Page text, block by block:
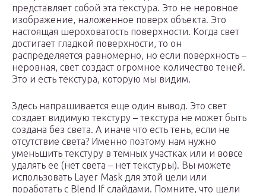
представляет собой эта текстура. Это не неровное
изображение, наложенное поверх объекта. Это
настоящая шероховатость поверхности. Когда свет
достигает гладкой поверхности, то он
распределяется равномерно, но если поверхность –
неровная, свет создаст огромное количество теней.
Это и есть текстура, которую мы видим.
Здесь напрашивается еще один вывод. Это свет
создает видимую текстуру – текстура не может быть
создана без света. А иначе что есть тень, если не
отсутствие света? Именно поэтому нам нужно
уменьшить текстуру в темных участках или и вовсе
удалять ее (нет света – нет текстуры). Вы можете
использовать Layer Mask для этой цели или
поработать с Blend If слайдами. Помните, что щели